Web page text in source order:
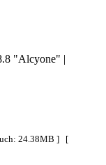
"Alcyone" |
24.38MB ] [